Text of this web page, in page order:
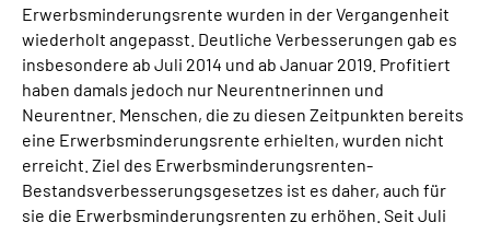
Erwerbsminderungsrente wurden in der Vergangenheit
wiederholt angepasst. Deutliche Verbesserungen gab es
insbesondere ab Juli 2014 und ab Januar 2019. Profitiert
haben damals jedoch nur Neurentnerinnen und
Neurentner. Menschen, die zu diesen Zeitpunkten bereits
eine Erwerbsminderungsrente erhielten, wurden nicht
erreicht. Ziel des Erwerbsminderungsrenten-
Bestandsverbesserungsgesetzes ist es daher, auch für
sie die Erwerbsminderungsrenten zu erhöhen. Seit Juli